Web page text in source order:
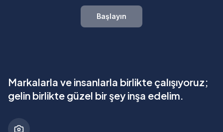
Başlayın
Markalarla ve insanlarla birlikte çalışıyoruz;
gelin birlikte güzel bir şey inşa edelim.